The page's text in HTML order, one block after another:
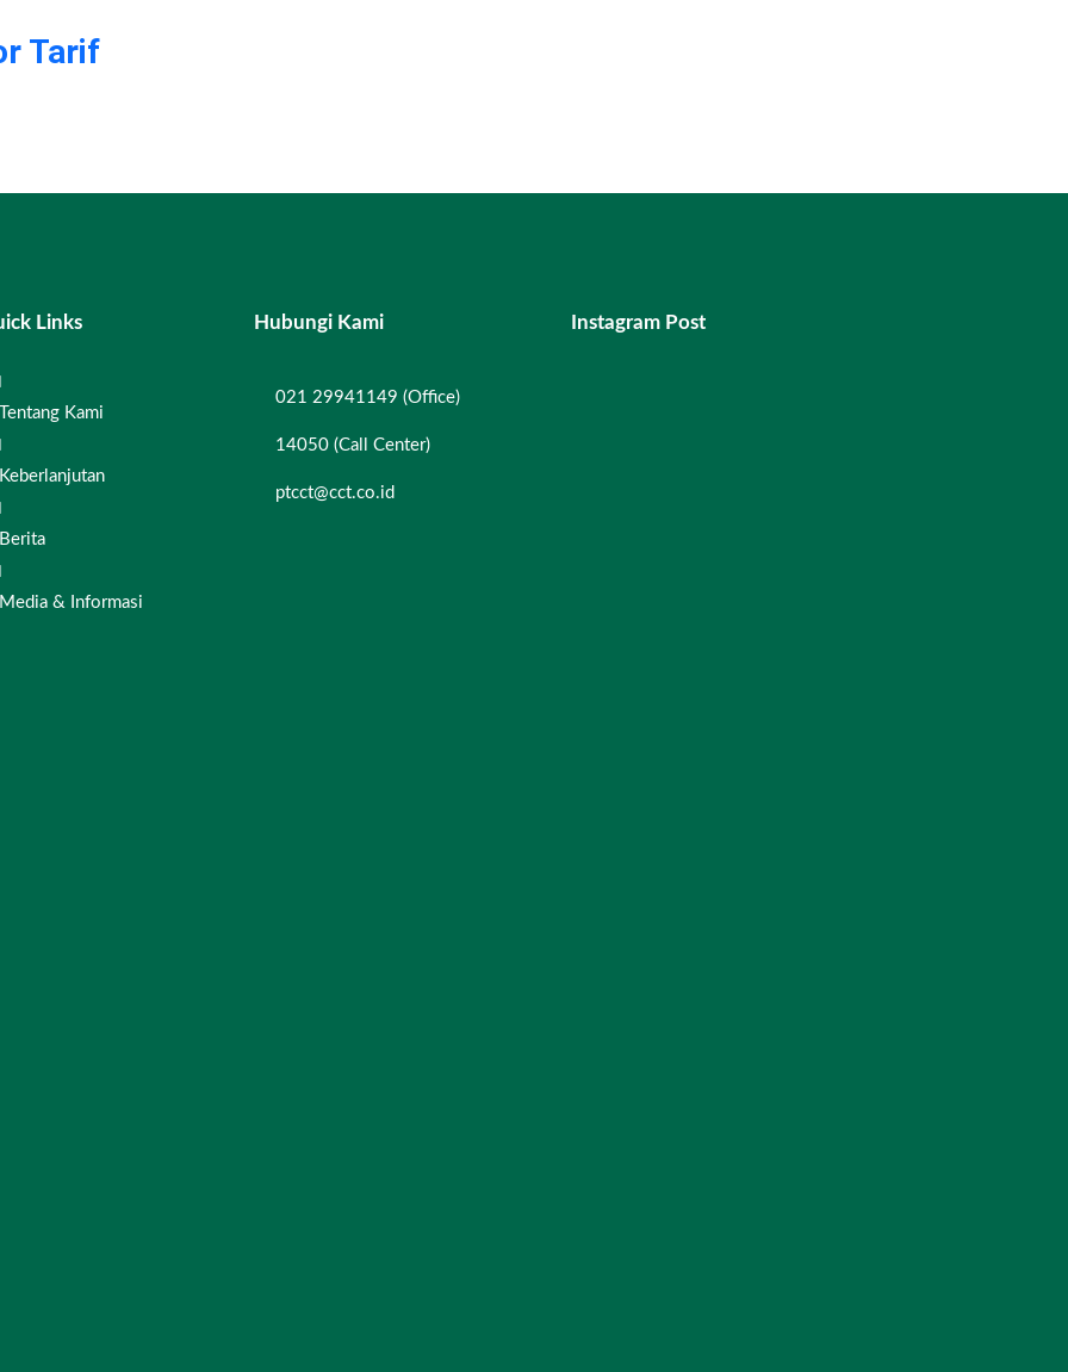
Tarif
Links
Tentang Kami
Keberlanjutan
Berita
Media & Informasi
Hubungi Kami
021 29941149 (Office)
14050 (Call Center)
ptcct@cct.co.id
Instagram Post